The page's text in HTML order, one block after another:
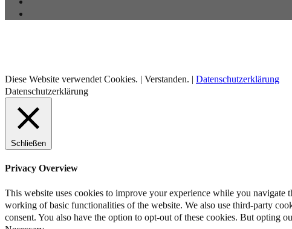
Diese Website verwendet Cookies. | Verstanden. | Datenschutzerklärung
Datenschutzerklärung
Schließen
Privacy Overview
This website uses cookies to improve your experience while you navigate
working of basic functionalities of the website. We also use third-party
consent. You also have the option to opt-out of these cookies. But opting